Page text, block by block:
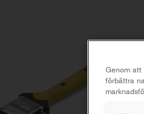
Genom
förbättra